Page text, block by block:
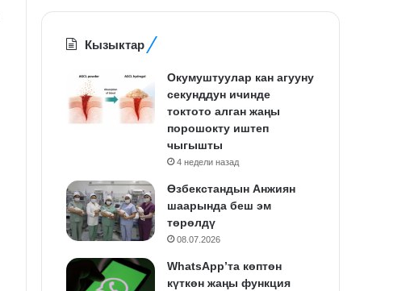
Кызыктар
Окумуштуулар кан агууну
секунддун ичинде
токтото алган жаңы
порошокту иштеп
чыгышты
4 недели назад
Өзбекстандын Анжиян
шаарында беш эм
төрөлдү
08.07.2026
WhatsApp’та көптөн
күткөн жаңы функция